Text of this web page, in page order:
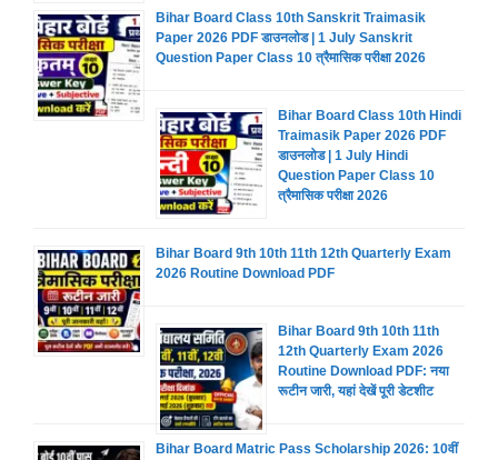
Bihar Board Class 10th Sanskrit Traimasik
Paper 2026 PDF डाउनलोड | 1 July Sanskrit
Question Paper Class 10 त्रैमासिक परीक्षा 2026
Bihar Board Class 10th Hindi
Traimasik Paper 2026 PDF
डाउनलोड | 1 July Hindi
Question Paper Class 10
त्रैमासिक परीक्षा 2026
Bihar Board 9th 10th 11th 12th Quarterly Exam
2026 Routine Download PDF
Bihar Board 9th 10th 11th
12th Quarterly Exam 2026
Routine Download PDF: नया
रूटीन जारी, यहां देखें पूरी डेटशीट
Bihar Board Matric Pass Scholarship 2026: 10वीं